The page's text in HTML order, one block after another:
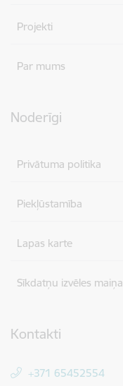
Projekti
Par mums
Noderīgi
Privātuma politika
Piekļūstamība
Lapas karte
Sīkdatņu izvēles maiņa
Kontakti
+371 65452554